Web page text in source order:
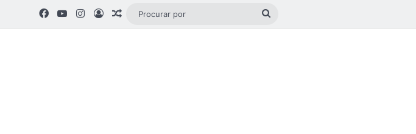
Facebook
YouTubeInstagram
EntrarArtigo aleatório
Procurar